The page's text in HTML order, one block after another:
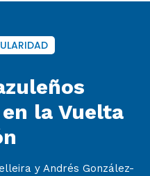
la Vuelta
y Andrés González-